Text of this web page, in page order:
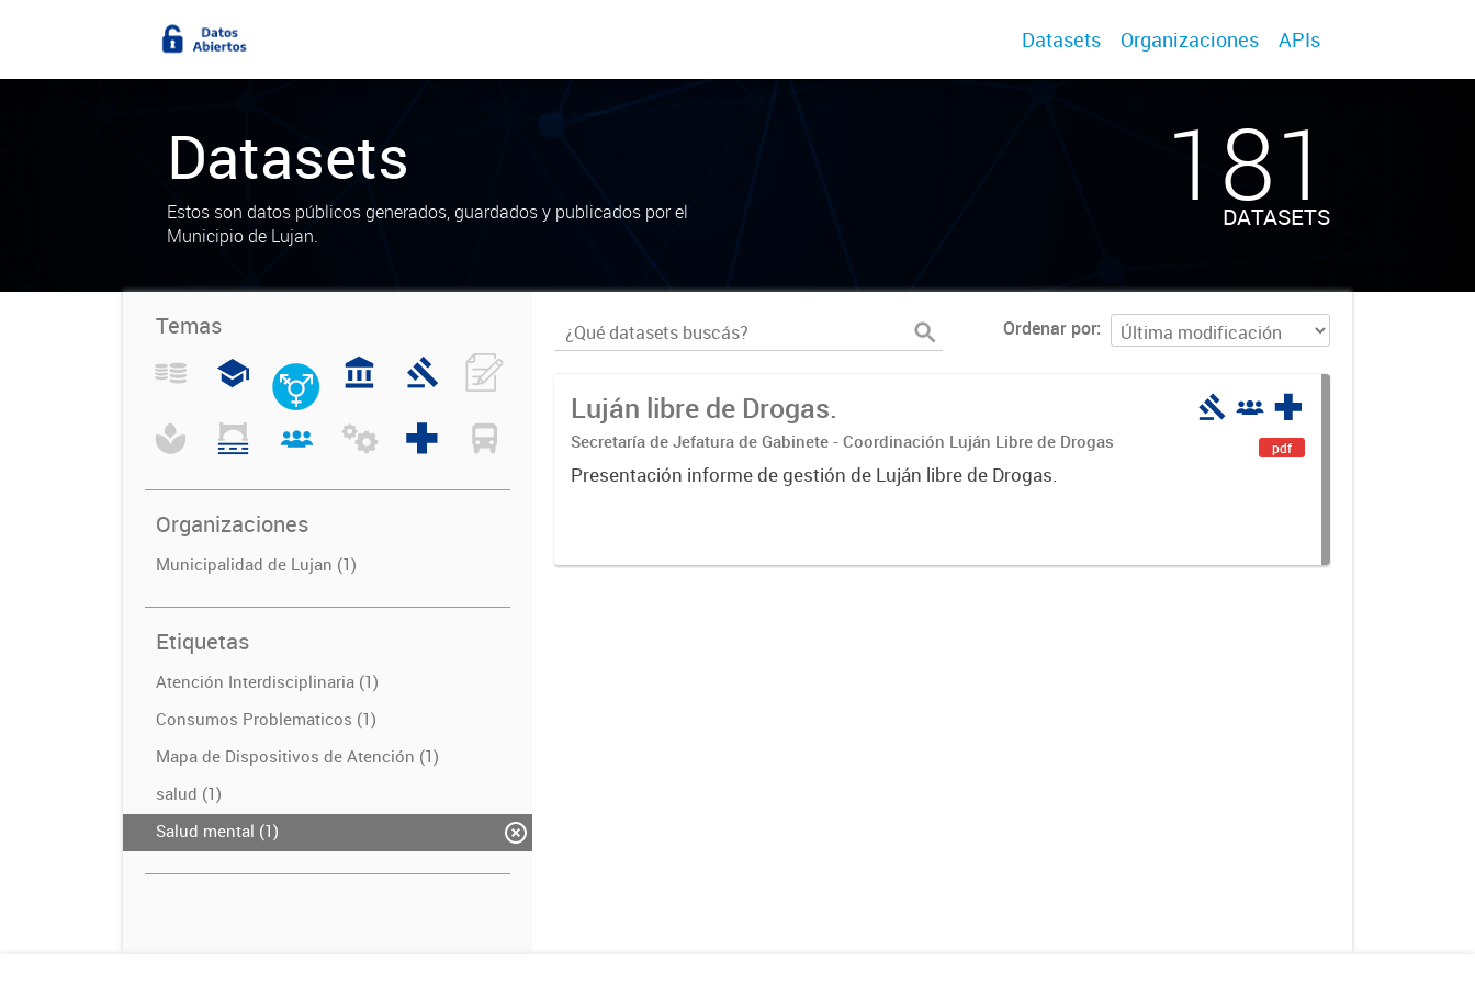
Datasets Organizaciones APIs
Datasets
Estos son datos públicos generados, guardados y publicados por el
Municipio de Lujan.
181
DATASETS
Temas
Organizaciones
Municipalidad de Lujan (1)
Etiquetas
Atención Interdisciplinaria (1)
Consumos Problematicos (1)
Mapa de Dispositivos de Atención (1)
salud (1)
Salud mental (1)
Ordenar por
Luján libre de Drogas.
Secretaría de Jefatura de Gabinete - Coordinación Luján Libre de Drogas
Presentación informe de gestión de Luján libre de Drogas.
pdf